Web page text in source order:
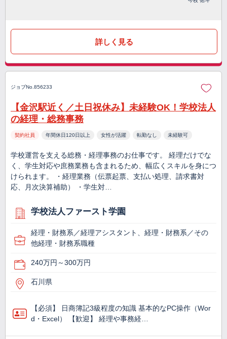
詳しく見る
ジョブNo.856233
【金沢駅近く／土日祝休み】未経験OK！学校法人
の経理・総務事務
契約社員 年間休日120日以上 女性が活躍 転勤なし 未経験可
学校運営を支える総務・経理事務のお仕事です。 経理だけでな
く、学生対応や庶務業務も含まれるため、幅広くスキルを身につ
けられます。 ・経理業務（伝票起票、支払い処理、請求書対
応、月次決算補助） ・学生対…
学校法人ファースト学園
経理・財務系／経理アシスタント、経理・財務系／その
他経理・財務系職種
240万円～300万円
石川県
【必須】 日商簿記3級程度の知識 基本的なPC操作（Wor
d・Excel） 【歓迎】 経理や事務経…